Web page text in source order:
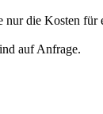
nur die Kosten für
auf Anfrage.